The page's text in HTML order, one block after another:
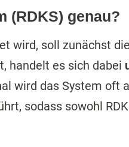
(RDKS) genau?
wird, soll zunächst die
handelt es sich dabei
wird das System oft
sodass sowohl